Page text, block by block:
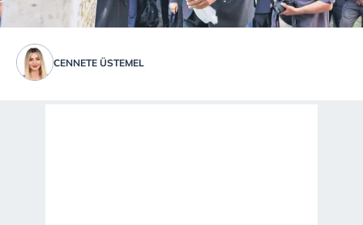
CENNETE ÜSTEMEL